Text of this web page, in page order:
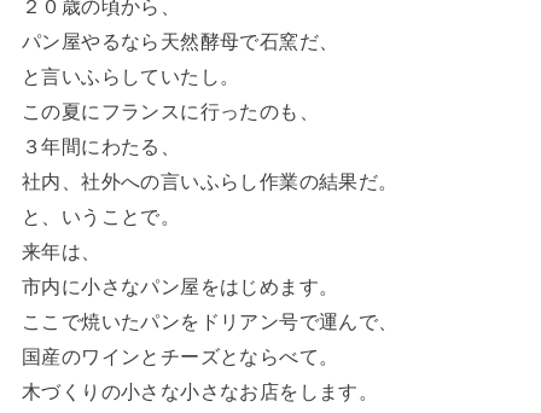
２０歳の頃から、
パン屋やるなら天然酵母で石窯だ、
と言いふらしていたし。
この夏にフランスに行ったのも、
３年間にわたる、
社内、社外への言いふらし作業の結果だ。
と、いうことで。
来年は、
市内に小さなパン屋をはじめます。
ここで焼いたパンをドリアン号で運んで、
国産のワインとチーズとならべて。
木づくりの小さな小さなお店をします。